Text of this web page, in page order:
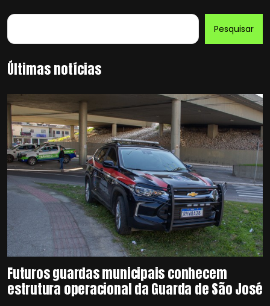
Pesquisar
Últimas notícias
Futuros guardas municipais conhecem
estrutura operacional da Guarda de São José